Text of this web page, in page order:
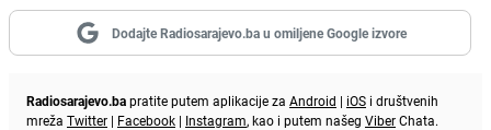
Dodajte Radiosarajevo.ba u omiljene Google izvore
Radiosarajevo.bapratite putem aplikacije za Android | iOS i društvenih
mreža Twitter | Facebook | Instagram, kao i putem našeg ViberChata.